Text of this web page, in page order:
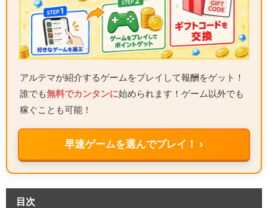
アルテマが紹介するゲームをプレイして報酬をゲット！
誰でも無料でカンタンに始められます！ゲーム以外でも
稼ぐことも可能！
早速ゲームを選んでプレイ！ ›
目次